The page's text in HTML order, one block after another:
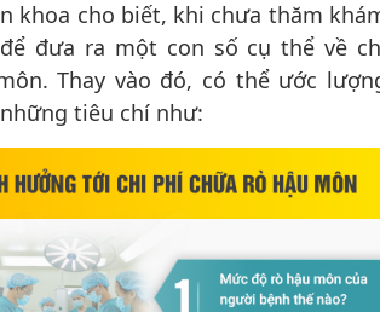
khoa cho biết, khi chưa thăm
đưa ra một con số cụ thể về
Thay vào đó, có thể ước
tiêu chí như: